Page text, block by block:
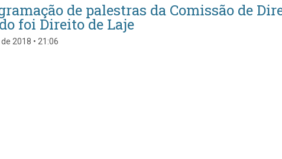
de palestras da Comissão de
foi Direito de Laje
2018 • 21:06